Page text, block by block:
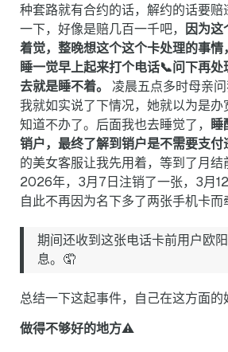
种套路就有合约的话，解约的话要赔
一下，好像是赔几百一千吧，
因为
着觉，整晚想这个这个卡处理的事
睡一觉早上起来打个电话📞问下再
去就是睡不着。
凌晨五点多时母亲问
我就如实说了下情况，她就以为是
知道不办了。后面我也去睡觉了， 睡
销户，最终了解到销户是不需要支付
的美女客服让我先用着，等到了月结
2026年，3月7日注销了一张，3月12
自此不再因为名下多了两张手机卡而
期间还收到这张电话卡前用户欧
息。🤦‍
总结一下这起事件，自己在这方面的
做得不够好的地方⚠️